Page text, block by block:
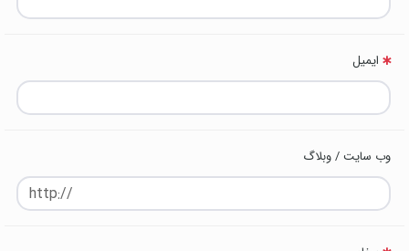
ایمیل
وب سایت / وبلاگ